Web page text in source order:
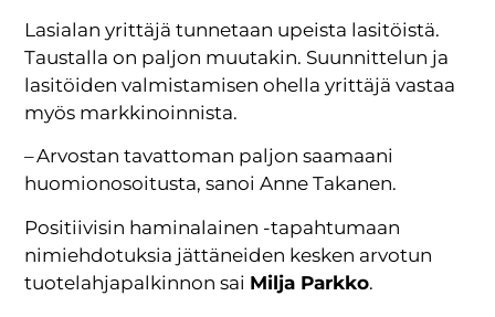
Lasialan yrittäjä tunnetaan upeista lasitöistä.
Taustalla on paljon muutakin. Suunnittelun ja
lasitöiden valmistamisen ohella yrittäjä vastaa
myös markkinoinnista.
– Arvostan tavattoman paljon saamaani
huomionosoitusta, sanoi Anne Takanen.
Positiivisin haminalainen -tapahtumaan
nimiehdotuksia jättäneiden kesken arvotun
tuotelahjapalkinnon sai Milja Parkko.